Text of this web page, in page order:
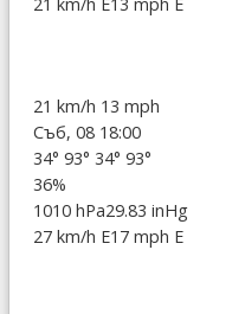
21 km/h E13 mph E
21 km/h 13 mph
Съб, 08 18:00
34° 93° 34° 93°
36%
1010 hPa29.83 inHg
27 km/h E17 mph E